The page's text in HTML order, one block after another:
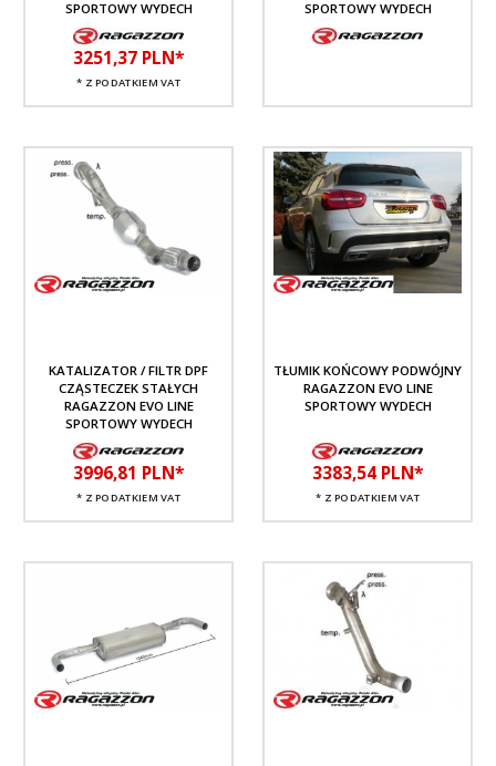
SPORTOWY WYDECH
3251,37 PLN*
* Z PODATKIEM VAT
SPORTOWY WYDECH
KATALIZATOR / FILTR DPF
CZĄSTECZEK STAŁYCH
RAGAZZON EVO LINE
SPORTOWY WYDECH
3996,81 PLN*
* Z PODATKIEM VAT
TŁUMIK KOŃCOWY PODWÓJNY
RAGAZZON EVO LINE
SPORTOWY WYDECH
3383,54 PLN*
* Z PODATKIEM VAT